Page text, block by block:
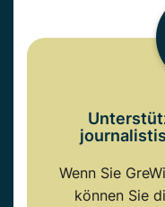
Wenn Sie
können Sie